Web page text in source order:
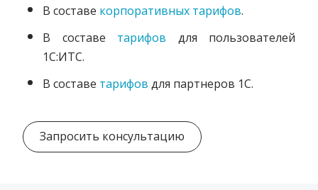
В составе корпоративных тарифов.
В составе тарифов для пользователей
1С:ИТС.
В составе тарифов для партнеров 1С.
Запросить консультацию